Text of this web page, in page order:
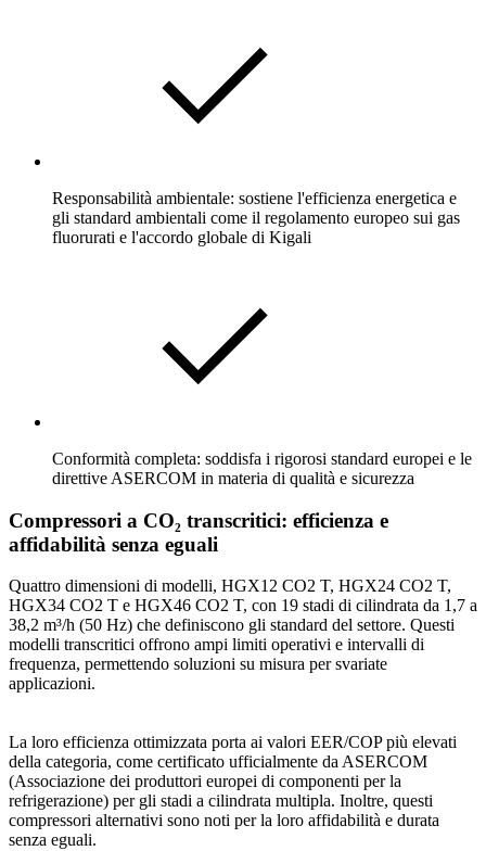
Responsabilità ambientale: sostiene l'efficienza energetica e
gli standard ambientali come il regolamento europeo sui gas
fluorurati e l'accordo globale di Kigali
Conformità completa: soddisfa i rigorosi standard europei e le
direttive ASERCOM in materia di qualità e sicurezza
Compressori a CO₂ transcritici: efficienza e
affidabilità senza eguali
Quattro dimensioni di modelli, HGX12 CO2 T, HGX24 CO2 T,
HGX34 CO2 T e HGX46 CO2 T, con 19 stadi di cilindrata da 1,7 a
38,2 m³/h (50 Hz) che definiscono gli standard del settore. Questi
modelli transcritici offrono ampi limiti operativi e intervalli di
frequenza, permettendo soluzioni su misura per svariate
applicazioni.
La loro efficienza ottimizzata porta ai valori EER/COP più elevati
della categoria, come certificato ufficialmente da ASERCOM
(Associazione dei produttori europei di componenti per la
refrigerazione) per gli stadi a cilindrata multipla. Inoltre, questi
compressori alternativi sono noti per la loro affidabilità e durata
senza eguali.